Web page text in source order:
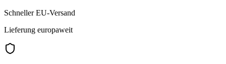
Schneller EU-Versand
Lieferung europaweit